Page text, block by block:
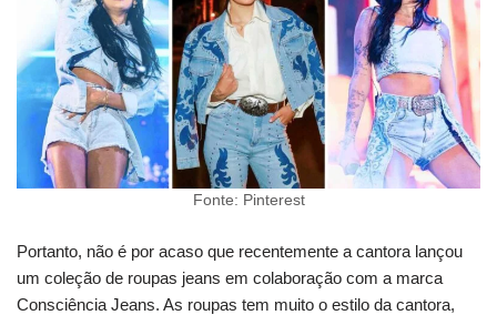
Fonte: Pinterest
Portanto, não é por acaso que recentemente a cantora lançou
um coleção de roupas jeans em colaboração com a marca
Consciência Jeans. As roupas tem muito o estilo da cantora,